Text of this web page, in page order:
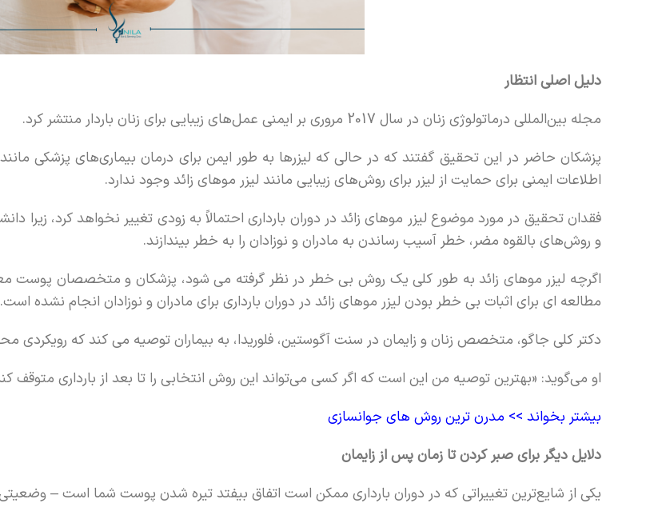
دلیل اصلی انتظار
مجله بین‌المللی درماتولوژی زنان در سال 2017 مروری بر ایمنی عمل‌های زیبایی برای زنان باردار منتشر کرد.
پزشکان حاضر در این تحقیق گفتند که در حالی که لیزرها به طور ایمن برای درمان بیماری‌های پزشکی
اطلاعات ایمنی برای حمایت از لیزر برای روش‌های زیبایی مانند لیزر موهای زائد وجود ندارد.
فقدان تحقیق در مورد موضوع لیزر موهای زائد در دوران بارداری احتمالاً به زودی تغییر نخواهد کرد،
و روش‌های بالقوه مضر، خطر آسیب رساندن به مادران و نوزادان را به خطر بیندازند.
اگرچه لیزر موهای زائد به طور کلی یک روش بی خطر در نظر گرفته می شود، پزشکان و متخصصان پوست
مطالعه ای برای اثبات بی خطر بودن لیزر موهای زائد در دوران بارداری برای مادران و نوزادان انجام
دکتر کلی جاگو، متخصص زنان و زایمان در سنت آگوستین، فلوریدا، به بیماران توصیه می کند که رویکردی
او می‌گوید: «بهترین توصیه من این است که اگر کسی می‌تواند این روش انتخابی را تا بعد از بارداری متوقف
بیشتر بخواند >> مدرن ترین روش های جوانسازی
دلایل دیگر برای صبر کردن تا زمان پس از زایمان
یکی از شایع‌ترین تغییراتی که در دوران بارداری ممکن است اتفاق بیفتد تیره شدن پوست شما است – وضعیتی